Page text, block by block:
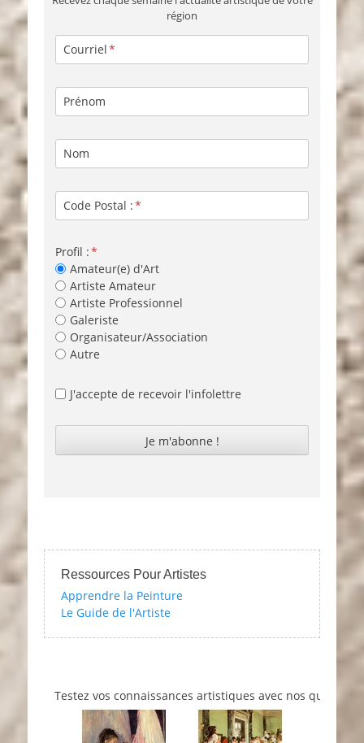
région
Courriel
Prénom
Nom
Code Postal :
Profil :
Amateur(e) d'Art
Artiste Amateur
Artiste Professionnel
Galeriste
Organisateur/Association
Autre
J'accepte de recevoir l'infolettre
Ressources Pour Artistes
Apprendre la Peinture
Le Guide de l'Artiste
Testez vos connaissances artistiques avec nos quizzes